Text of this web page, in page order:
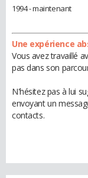
1994 - maintenant
Une expérience
Vous avez travaillé
pas dans son
N'hésitez pas à lui
envoyant un
contacts.